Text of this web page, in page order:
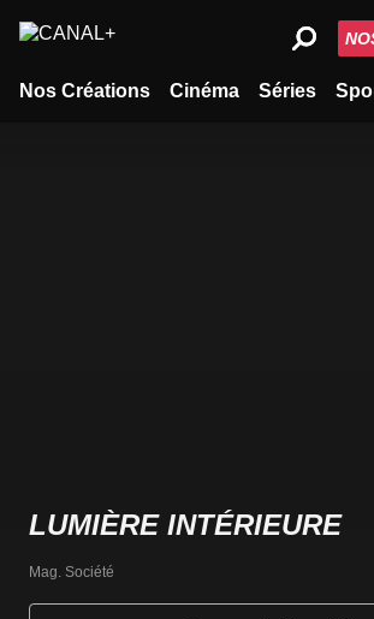
Nos Créations Cinéma Séries
LUMIÈRE INTÉRIEURE
Mag. Société